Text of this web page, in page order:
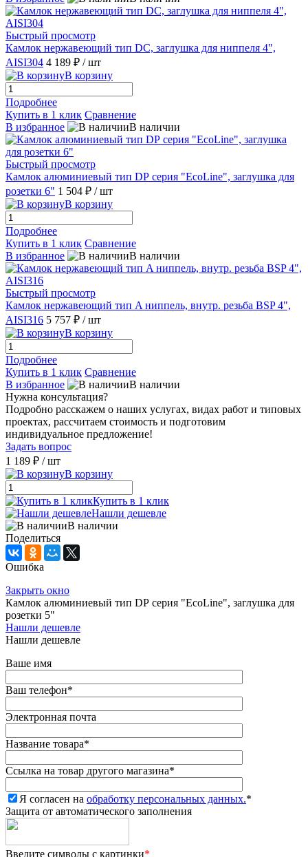
Быстрый просмотр
Камлок нержавеющий тип DC, заглушка для ниппеля 4",
AISI304 4 189 ₽ / шт
В корзину
Подробнее
Купить в 1 клик Сравнение
В избранное
В наличии
Быстрый просмотр
Камлок алюминиевый тип DР серия "EcoLine", заглушка для
розетки 6" 1 504 ₽ / шт
В корзину
Подробнее
Купить в 1 клик Сравнение
В избранное
В наличии
Быстрый просмотр
Камлок нержавеющий тип A ниппель, внутр. резьба BSP 4",
AISI316 5 757 ₽ / шт
В корзину
Подробнее
Купить в 1 клик Сравнение
В избранное
В наличии
Нужна консультация?
Подробно расскажем о наших услугах, видах работ и типовых
проектах, рассчитаем стоимость и подготовим
индивидуальное предложение!
Задать вопрос
1 189 ₽ / шт
В корзину
Купить в 1 клик
Нашли дешевле
В наличии
Поделиться
Ошибка
Закрыть окно
Камлок алюминиевый тип DР серия "EcoLine", заглушка для
розетки 5"
Нашли дешевле
Нашли дешевле
Ваше имя
Ваш телефон*
Электронная почта
Название товара*
Ссылка на товар другого магазина*
Я согласен на обработку персональных данных.*
Защита от автоматического заполнения
Введите символы с картинки*